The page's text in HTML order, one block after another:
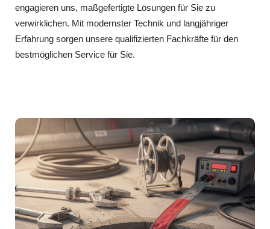
engagieren uns, maßgefertigte Lösungen für Sie zu
verwirklichen. Mit modernster Technik und langjähriger
Erfahrung sorgen unsere qualifizierten Fachkräfte für den
bestmöglichen Service für Sie.